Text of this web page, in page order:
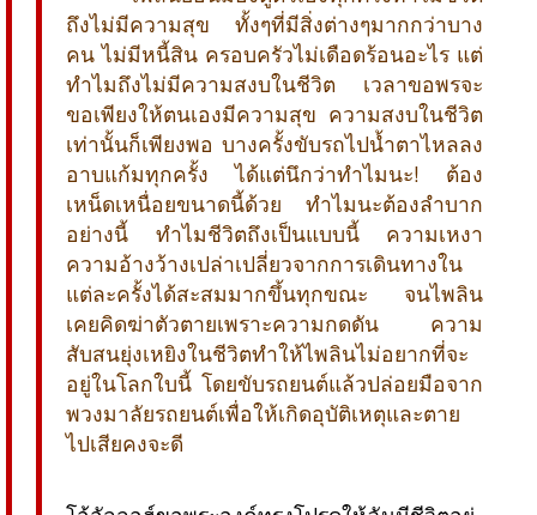
ถึงไม่มีความสุข ทั้งๆที่มีสิ่งต่างๆมากกว่าบาง
คน ไม่มีหนี้สิน ครอบครัวไม่เดือดร้อนอะไร แต่
ทำไมถึงไม่มีความสงบในชีวิต เวลาขอพรจะ
ขอเพียงให้ตนเองมีความสุข ความสงบในชีวิต
เท่านั้นก็เพียงพอ บางครั้งขับรถไปน้ำตาไหลลง
อาบแก้มทุกครั้ง ได้แต่นึกว่าทำไมนะ! ต้อง
เหน็ดเหนื่อยขนาดนี้ด้วย ทำไมนะต้องลำบาก
อย่างนี้ ทำไมชีวิตถึงเป็นแบบนี้ ความเหงา
ความอ้างว้างเปล่าเปลี่ยวจากการเดินทางใน
แต่ละครั้งได้สะสมมากขึ้นทุกขณะ จนไพลิน
เคยคิดฆ่าตัวตายเพราะความกดดัน ความ
สับสนยุ่งเหยิงในชีวิตทำให้ไพลินไม่อยากที่จะ
อยู่ในโลกใบนี้ โดยขับรถยนต์แล้วปล่อยมือจาก
พวงมาลัยรถยนต์เพื่อให้เกิดอุบัติเหตุและตาย
ไปเสียคงจะดี